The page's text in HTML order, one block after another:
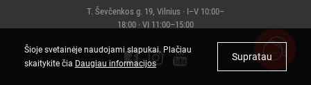
T. Ševčenkos g. 19, Vilnius · I–V 10:00–
18:00 · VI 11:00–15:00
Šioje svetainėje naudojami slapukai. Plačiau
skaitykite čia Daugiau informacijos
Supratau